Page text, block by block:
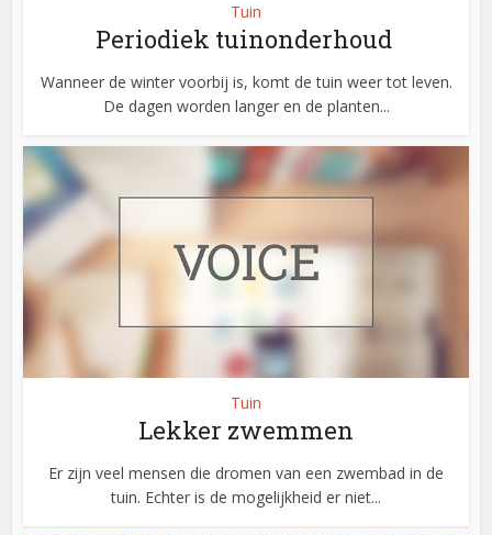
Tuin
Periodiek tuinonderhoud
Wanneer de winter voorbij is, komt de tuin weer tot leven.
De dagen worden langer en de planten...
Tuin
Lekker zwemmen
Er zijn veel mensen die dromen van een zwembad in de
tuin. Echter is de mogelijkheid er niet...